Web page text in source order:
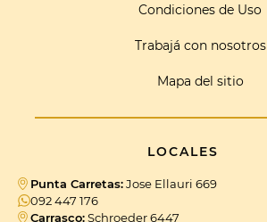
Condiciones de Uso
Trabajá con nosotros
Mapa del sitio
LOCALES
Punta Carretas:Jose Ellauri 669
092 447 176
Carrasco:Schroeder 6447